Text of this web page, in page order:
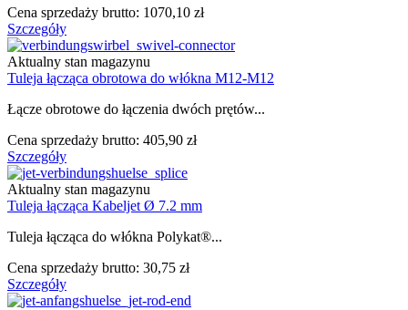
Cena sprzedaży brutto: 1070,10 zł
Szczegóły
Aktualny stan magazynu
Tuleja łącząca obrotowa do włókna M12-M12
Łącze obrotowe do łączenia dwóch prętów...
Cena sprzedaży brutto: 405,90 zł
Szczegóły
Aktualny stan magazynu
Tuleja łącząca Kabeljet Ø 7.2 mm
Tuleja łącząca do włókna Polykat®...
Cena sprzedaży brutto: 30,75 zł
Szczegóły